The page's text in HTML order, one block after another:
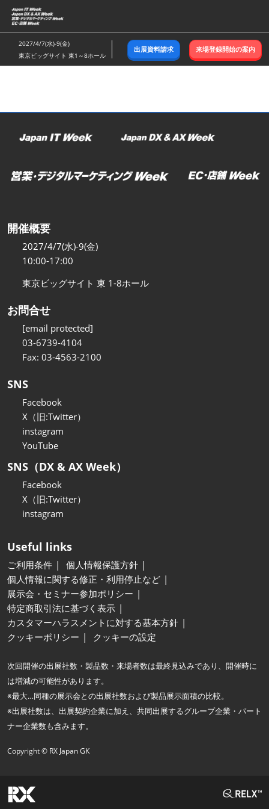
ス
キ
ッ
し
む
2027/4/7(水)-9(金)
東京ビッグサイト 東1～8ホール
出展資料請求 来場登録開始の案内
開催概要
2027/4/7(水)-9(金)
10:00-17:00
東京ビッグサイト 東 1-8ホール
お問合せ
[email protected]
03-6739-4104
Fax: 03-4563-2100
SNS
Facebook
X（旧:Twitter）
instagram
YouTube
SNS（DX & AX Week）
Facebook
X（旧:Twitter）
instagram
Useful links
ご利用条件
個人情報保護方針
個人情報に関する修正・利用停止など
展示会・セミナー参加ポリシー
特定商取引法に基づく表示
カスタマーハラスメントに対する基本方針
クッキーポリシー
クッキーの設定
次回開催の出展社数・製品数・来場者数は最終見込みであり、開催時に
は増減の可能性があります。
※最大…同種の展示会との出展社数および製品展示面積の比較。
※出展社数は、出展契約企業に加え、共同出展するグループ企業・パート
ナー企業数も含みます。
Copyright © RX Japan GK